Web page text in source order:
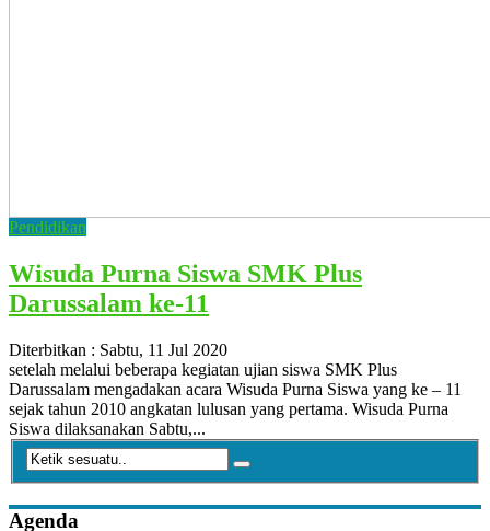
Pendidikan
Wisuda Purna Siswa SMK Plus
Darussalam ke-11
Diterbitkan : Sabtu, 11 Jul 2020
setelah melalui beberapa kegiatan ujian siswa SMK Plus
Darussalam mengadakan acara Wisuda Purna Siswa yang ke – 11
sejak tahun 2010 angkatan lulusan yang pertama. Wisuda Purna
Siswa dilaksanakan Sabtu,...
Agenda